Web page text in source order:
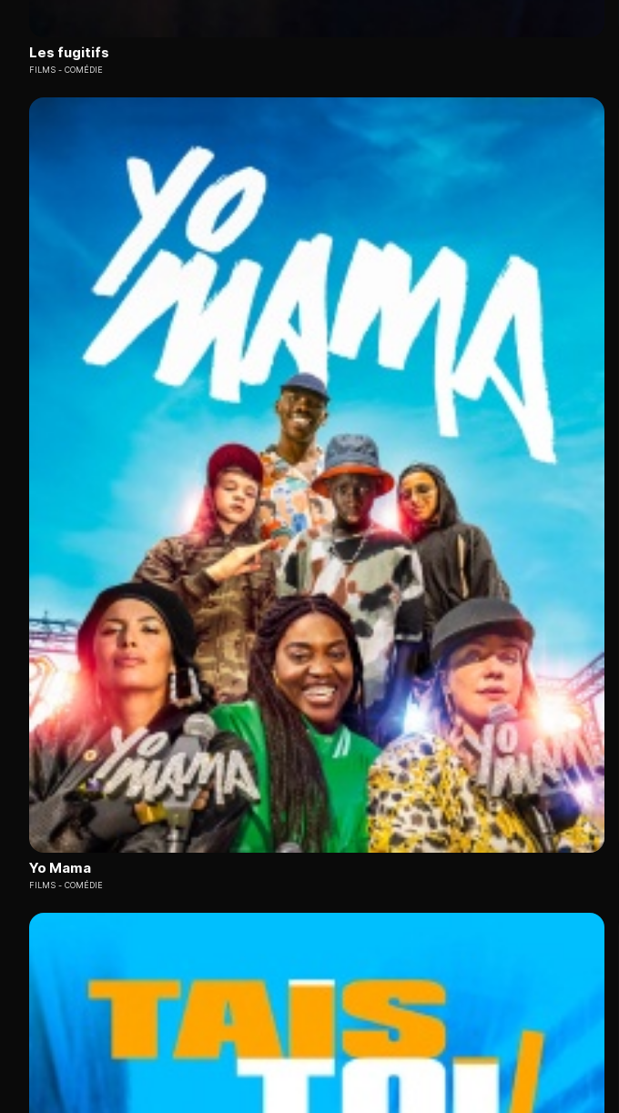
Les fugitifs
FILMS COMÉDIE
Yo Mama
FILMS COMÉDIE